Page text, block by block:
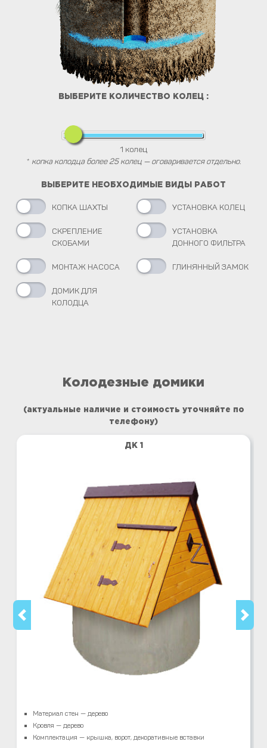
ВЫБЕРИТЕ КОЛИЧЕСТВО КОЛЕЦ :
1 колец
* копка колодца более 25 колец — оговаривается отдельно.
ВЫБЕРИТЕ НЕОБХОДИМЫЕ ВИДЫ РАБОТ
КОПКА ШАХТЫ УСТАНОВКА КОЛЕЦ
СКРЕПЛЕНИЕ
СКОБАМИ
УСТАНОВКА
ДОННОГО ФИЛЬТРА
МОНТАЖ НАСОСА ГЛИНЯННЫЙ ЗАМОК
ДОМИК ДЛЯ
КОЛОДЦА
Колодезные домики
(актуальные наличие и стоимость уточняйте по
телефону)
ДК 1
Материал стен — дерево
Кровля — дерево
Комплектация — крышка, ворот, декоративные вставки